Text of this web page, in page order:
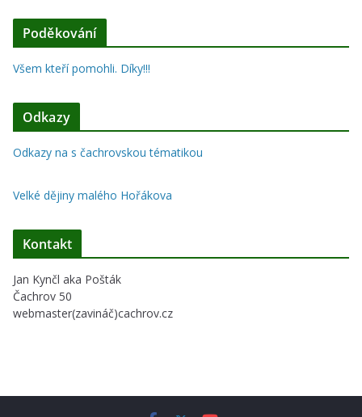
Poděkování
Všem kteří pomohli. Díky!!!
Odkazy
Odkazy na s čachrovskou tématikou
Velké dějiny malého Hořákova
Kontakt
Jan Kynčl aka Pošták
Čachrov 50
webmaster(zavináč)cachrov.cz